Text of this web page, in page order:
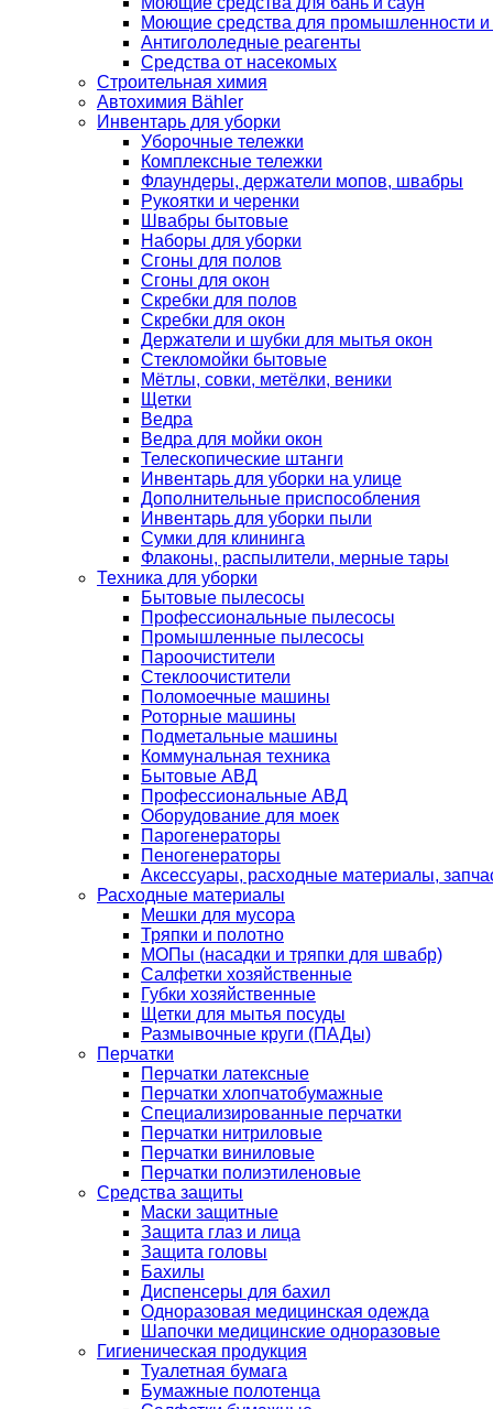
Моющие средства для промышленности и
Антигололедные реагенты
Средства от насекомых
Строительная химия
Автохимия Bähler
Инвентарь для уборки
Уборочные тележки
Комплексные тележки
Флаундеры, держатели мопов, швабры
Рукоятки и черенки
Швабры бытовые
Наборы для уборки
Сгоны для полов
Сгоны для окон
Скребки для полов
Скребки для окон
Держатели и шубки для мытья окон
Стекломойки бытовые
Мётлы, совки, метёлки, веники
Щетки
Ведра
Ведра для мойки окон
Телескопические штанги
Инвентарь для уборки на улице
Дополнительные приспособления
Инвентарь для уборки пыли
Сумки для клининга
Флаконы, распылители, мерные тары
Техника для уборки
Бытовые пылесосы
Профессиональные пылесосы
Промышленные пылесосы
Пароочистители
Стеклоочистители
Поломоечные машины
Роторные машины
Подметальные машины
Коммунальная техника
Бытовые АВД
Профессиональные АВД
Оборудование для моек
Парогенераторы
Пеногенераторы
Аксессуары, расходные материалы,
Расходные материалы
Мешки для мусора
Тряпки и полотно
МОПы (насадки и тряпки для швабр)
Салфетки хозяйственные
Губки хозяйственные
Щетки для мытья посуды
Размывочные круги (ПАДы)
Перчатки
Перчатки латексные
Перчатки хлопчатобумажные
Специализированные перчатки
Перчатки нитриловые
Перчатки виниловые
Перчатки полиэтиленовые
Средства защиты
Маски защитные
Защита глаз и лица
Защита головы
Бахилы
Диспенсеры для бахил
Одноразовая медицинская одежда
Шапочки медицинские одноразовые
Гигиеническая продукция
Туалетная бумага
Бумажные полотенца